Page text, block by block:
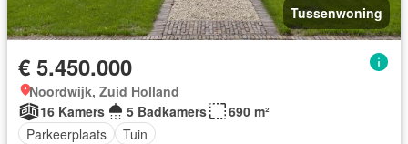
Tussenwoning
€ 5.450.000
Noordwijk, Zuid Holland
16 Kamers
5 Badkamers
690 m²
Parkeerplaats
Tuin